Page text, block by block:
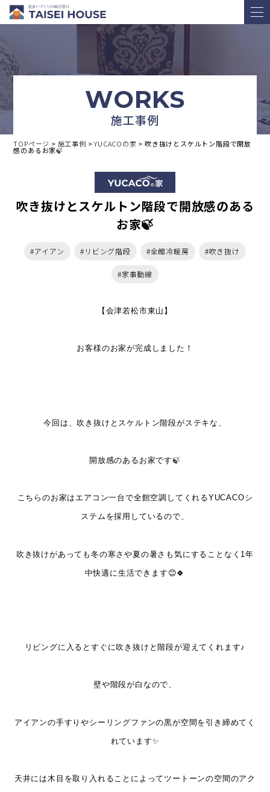
WORKS
施工事例
TOPページ > 施工事例 >YUCACOの家 >吹き抜けとスケルトン階段で開放
感のあるお家🍃
吹き抜けとスケルトン階段で開放感のある
お家🍃
#アイアン #リビング階段 #全館冷暖房 #吹き抜け
#家事動線
【会津若松市東山】
お客様のお家が完成しました！
今回は、吹き抜けとスケルトン階段がステキな、
開放感のあるお家です🍃
こちらのお家はエアコン一台で全館空調してくれるYUCACOシ
ステムを採用しているので、
吹き抜けがあっても冬の寒さや夏の暑さも気にすることなく1年
中快適に生活できます😊🍀
リビングに入るとすぐに吹き抜けと階段が迎えてくれます♪
壁や階段が白なので、
アイアンの手すりやシーリングファンの黒が空間を引き締めてく
れています✨
天井には木目を取り入れることによってツートーンの空間のアク